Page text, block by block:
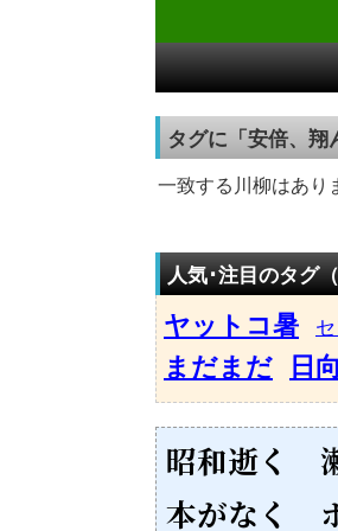
タグに「安倍、翔
一致する川柳はあり
人気･注目のタグ
ヤットコ暑
まだまだ 日
昭和逝く
本がなく